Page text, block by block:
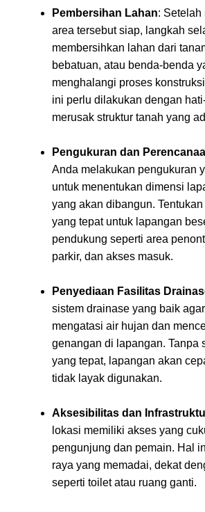
Pembersihan Lahan: Setelah
area tersebut siap, langkah
membersihkan lahan dari
bebatuan, atau benda-benda
menghalangi proses
ini perlu dilakukan dengan
merusak struktur tanah yang
Pengukuran dan
Anda melakukan pengukuran
untuk menentukan dimensi
yang akan dibangun.
yang tepat untuk lapangan
pendukung seperti area
parkir, dan akses masuk.
Penyediaan Fasilitas
sistem drainase yang baik
mengatasi air hujan dan
genangan di lapangan. Tanpa
yang tepat, lapangan akan
tidak layak digunakan.
Aksesibilitas dan
lokasi memiliki akses yang
pengunjung dan pemain. Hal
raya yang memadai, dekat
seperti toilet atau ruang ganti.